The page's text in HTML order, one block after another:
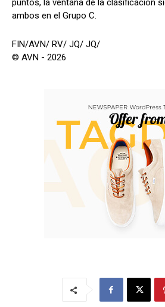
puntos, la ventana de la clasificación
ambos en el Grupo C.
FIN/AVN/ RV/ JQ/ JQ/
© AVN - 2026